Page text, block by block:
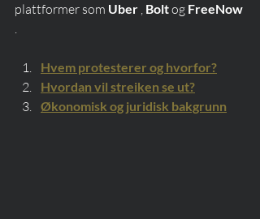
plattformer som Uber , Bolt og FreeNow
.
Hvem protesterer og hvorfor?
Hvordan vil streiken se ut?
Økonomisk og juridisk bakgrunn